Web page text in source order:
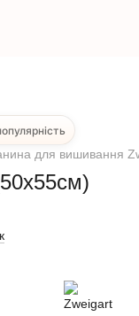
для вишивання